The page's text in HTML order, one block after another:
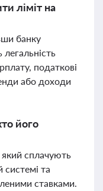
ліміт на
банку
податкові
або доходи
його
сплачують
та
ставками.